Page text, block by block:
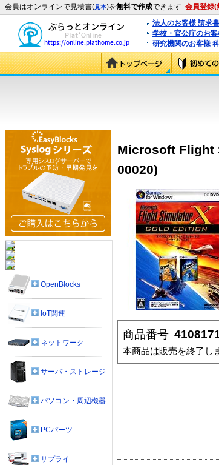
会員はオンラインで見積書(見本)を無料で作成できます 会員登録(
法人のお客様 請求
学校・官公庁のお
研究機関のお客様
Microsoft Flight
00020)
商品番号
本商品は販売を終了し
OpenBlocks
IoT関連
ネットワーク
サーバ・ストレージ
パソコン・周辺機器
PCパーツ
サプライ